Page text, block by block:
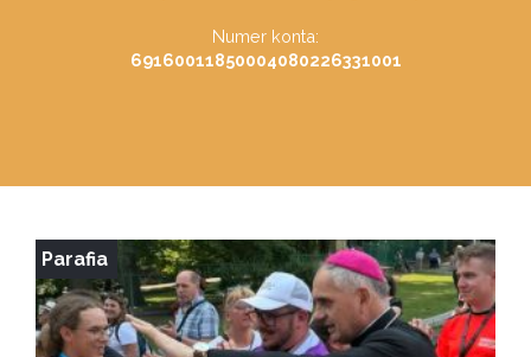
Numer konta:
69160011850004080226331001
Parafia